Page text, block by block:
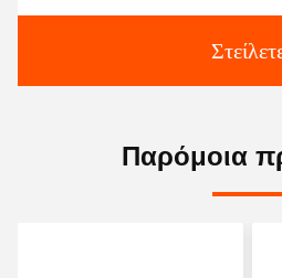
Παρόμοια